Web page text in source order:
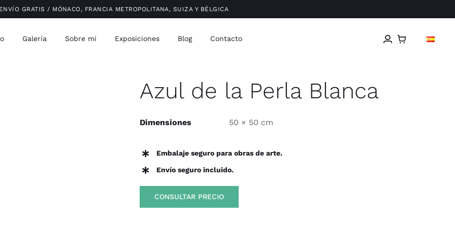
ENVÍO GRATIS / MÓNACO, FRANCIA METROPOLITANA, SUIZA Y BÉLGICA
Galería Sobre mí Exposiciones Blog Contacto
Azul de la Perla Blanca
Dimensiones 50 × 50 cm
Embalaje seguro para obras de arte.
Envío seguro incluido.
CONSULTAR PRECIO